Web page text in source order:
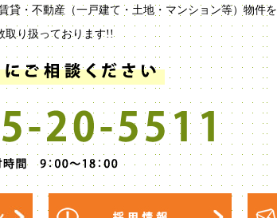
貸・不動産（一戸建て・土地・マンション等）物件を
取り扱っております!!